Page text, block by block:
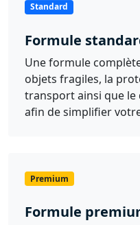
Standard
Formule
Une formule
objets fragiles, la
transport ainsi que le
afin de simplifier
Premium
Formule